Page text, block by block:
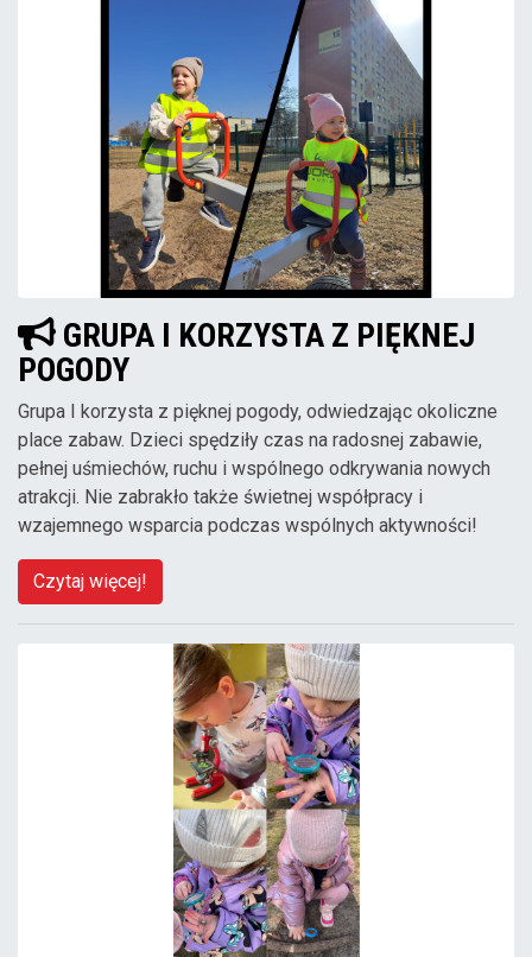
GRUPA I KORZYSTA Z PIĘKNEJ
POGODY
Grupa I korzysta z pięknej pogody, odwiedzając okoliczne
place zabaw. Dzieci spędziły czas na radosnej zabawie,
pełnej uśmiechów, ruchu i wspólnego odkrywania nowych
atrakcji. Nie zabrakło także świetnej współpracy i
wzajemnego wsparcia podczas wspólnych aktywności!
Czytaj więcej!